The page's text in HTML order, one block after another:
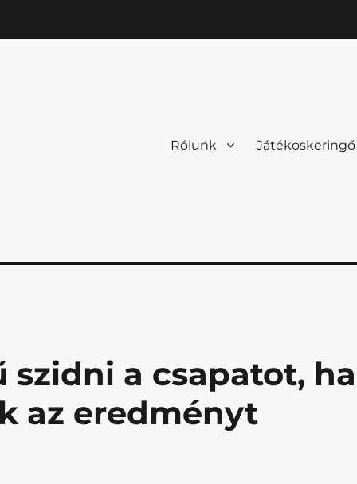
Rólunk Játékoskeringő
szidni a csapatot, ha
az eredményt